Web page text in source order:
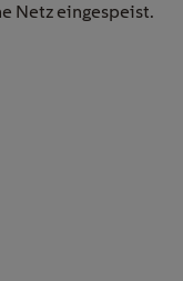
Netz eingespeist.